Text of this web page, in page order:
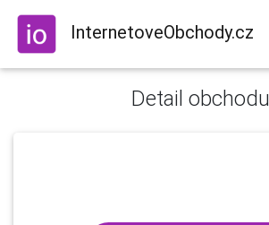
InternetoveObchody.cz
Detail obchodu